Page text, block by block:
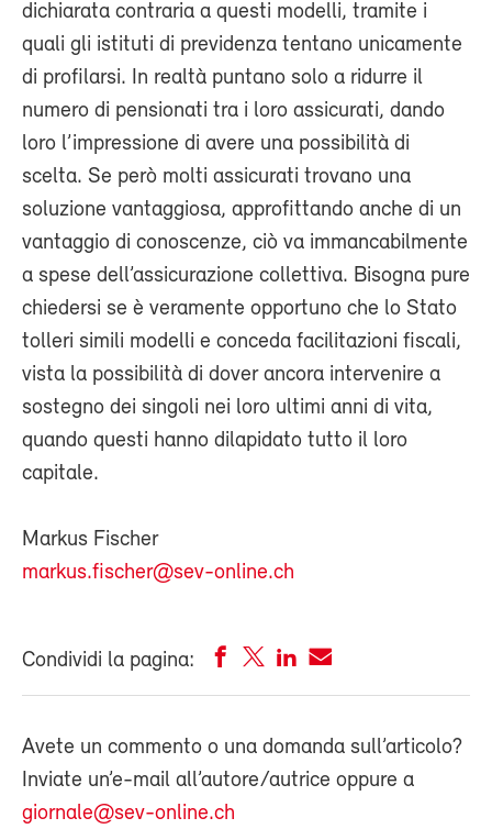
dichiarata contraria a questi modelli, tramite i
quali gli istituti di previdenza tentano unicamente
di profilarsi. In realtà puntano solo a ridurre il
numero di pensionati tra i loro assicurati, dando
loro l’impressione di avere una possibilità di
scelta. Se però molti assicurati trovano una
soluzione vantaggiosa, approfittando anche di un
vantaggio di conoscenze, ciò va immancabilmente
a spese dell’assicurazione collettiva. Bisogna pure
chiedersi se è veramente opportuno che lo Stato
tolleri simili modelli e conceda facilitazioni fiscali,
vista la possibilità di dover ancora intervenire a
sostegno dei singoli nei loro ultimi anni di vita,
quando questi hanno dilapidato tutto il loro
capitale.
Markus Fischer
markus.fischer@sev-online.ch
Condividi la pagina:
Avete un commento o una domanda sull’articolo?
Inviate un’e-mail all’autore/autrice oppure a
giornale@sev-online.ch